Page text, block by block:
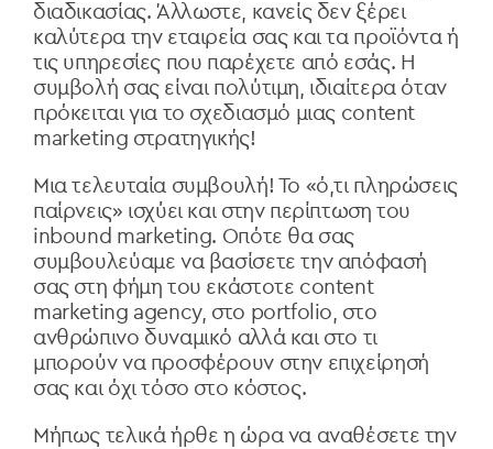
διαδικασίας. Άλλωστε, κανείς δεν ξέρει
καλύτερα την εταιρεία σας και τα προϊόντα ή
τις υπηρεσίες που παρέχετε από εσάς. Η
συμβολή σας είναι πολύτιμη, ιδιαίτερα όταν
πρόκειται για το σχεδιασμό μιας content
marketing στρατηγικής!
Μια τελευταία συμβουλή! Το «ό,τι πληρώσεις
παίρνεις» ισχύει και στην περίπτωση του
inbound marketing. Οπότε θα σας
συμβουλεύαμε να βασίσετε την απόφασή
σας στη φήμη του εκάστοτε content
marketing agency, στο portfolio, στο
ανθρώπινο δυναμικό αλλά και στο τι
μπορούν να προσφέρουν στην επιχείρησή
σας και όχι τόσο στο κόστος.
Μήπως τελικά ήρθε η ώρα να αναθέσετε την